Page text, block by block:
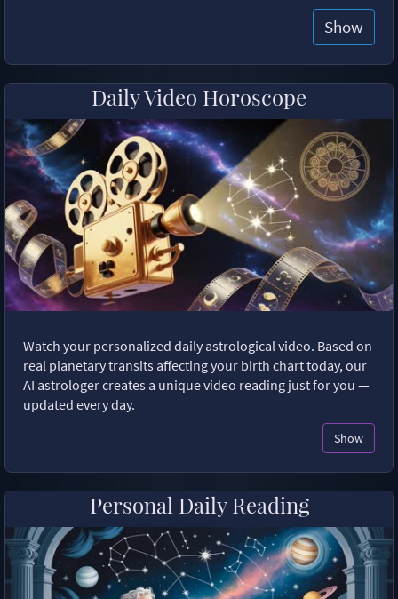
Show
Daily Video Horoscope
Watch your personalized daily astrological video. Based on
real planetary transits affecting your birth chart today, our
AI astrologer creates a unique video reading just for you —
updated every day.
Show
Personal Daily Reading